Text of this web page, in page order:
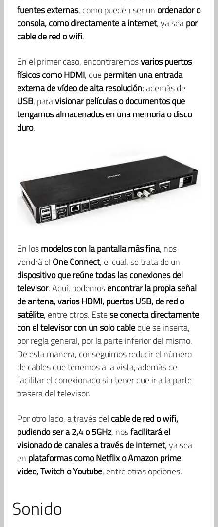
fuentes externas, como pueden ser un ordenador o
consola, como directamente a internet, ya seapor
cable de red o wifi.
En el primer caso, encontraremosvarios puertos
físicos como HDMI, quepermiten una entrada
externa de vídeo de alta resolución; además de
USB, paravisionar películas o documentos que
tengamos almacenados en una memoria o disco
duro.
En losmodelos con la pantalla más fina, nos
vendrá el One Connect, el cual, se trata de un
dispositivo que reúne todas las conexiones del
televisor. Aquí, podemosencontrar la propia señal
de antena, varios HDMI, puertos USB, de red o
satélite, entre otros. Estese conecta directamente
con el televisor con un solo cableque se inserta,
por regla general, por la parte inferior del mismo.
De esta manera, conseguimos reducir el número
de cables que tenemos a la vista, además de
facilitar el conexionado sin tener que ir a la parte
trasera del televisor.
Por otro lado, a través del cable de red o wifi,
pudiendo ser a 2,4 o 5GHz, nosfacilitará el
visionado de canales a través de internet, ya sea
en plataformas como Netflix o Amazon prime
video, Twitch o Youtube, entre otras opciones.
Sonido